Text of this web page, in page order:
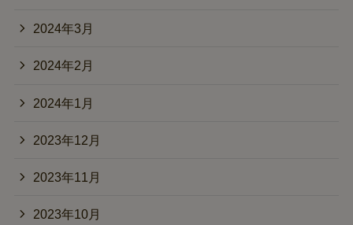
2024年3月
2024年2月
2024年1月
2023年12月
2023年11月
2023年10月